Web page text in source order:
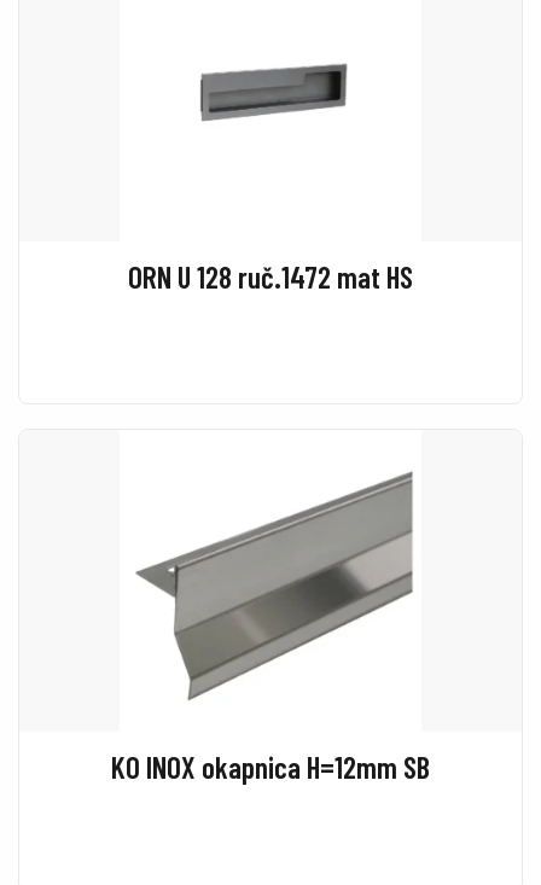
ORN U 128 ruč.1472 mat HS
KO INOX okapnica H=12mm SB